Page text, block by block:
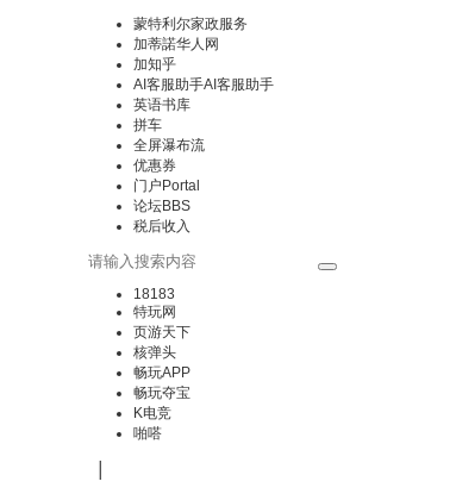
蒙特利尔家政服务
加蒂諾华人网
加知乎
AI客服助手AI客服助手
英语书库
拼车
全屏瀑布流
优惠券
门户 Portal
论坛BBS
税后收入
18183
特玩网
页游天下
核弹头
畅玩APP
畅玩夺宝
K电竞
啪嗒